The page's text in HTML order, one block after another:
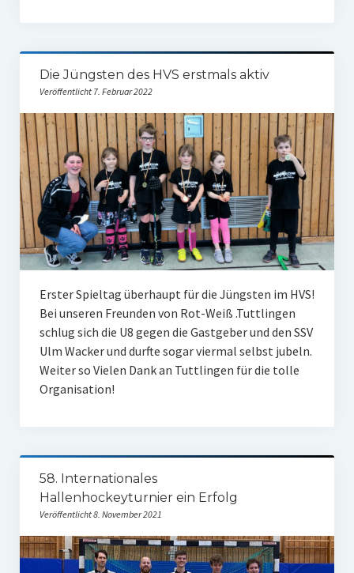
Die Jüngsten des HVS erstmals aktiv
Veröffentlicht 7. Februar 2022
Erster Spieltag überhaupt für die Jüngsten im HVS!
Bei unseren Freunden von Rot-Weiß .Tuttlingen
schlug sich die U8 gegen die Gastgeber und den SSV
Ulm Wacker und durfte sogar viermal selbst jubeln.
Weiter so Vielen Dank an Tuttlingen für die tolle
Organisation!
58. Internationales
Hallenhockeyturnier ein Erfolg
Veröffentlicht 8. November 2021